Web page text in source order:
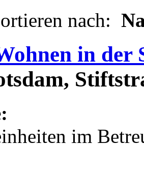
nach:
in der
im